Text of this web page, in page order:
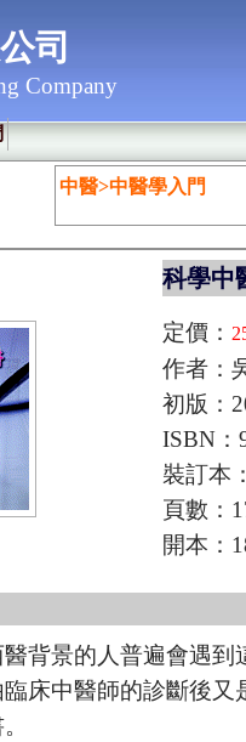
Company
中醫>中醫學入門
科學中
定價：
作者：
初版：
ISBN：
裝訂本
頁數：
開本：
醫背景的人普遍會遇
床中醫師的診斷後